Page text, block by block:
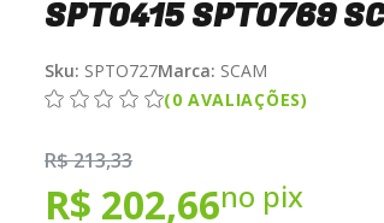
SPTO415 SPTO769
Sku: SPTO727Marca: SCAM
(0 AVALIAÇÕES)
R$ 213,33
R$ 202,66no pix